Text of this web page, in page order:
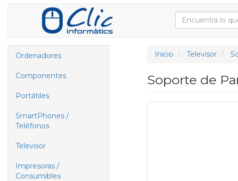
Ordenadores
Componentes
Portátiles
SmartPhones /
Teléfonos
Televisor
Impresoras /
Consumibles
Inicio Televisor
Soporte de